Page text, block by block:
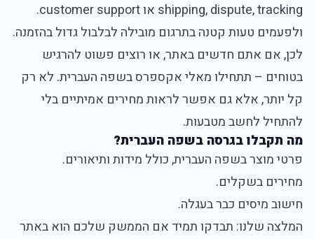
shipping, dispute, tracking או customer support.
ולפעמים טעות קטנה בתרגום מובילה לבלבול גדול בהזמנה.
לכן, אם אתם חדשים באתר, או רוצים פשוט להרגיש
בטוחים – תתחילו מאלי אקספרס בשפה העברית. לא רק
קל יותר, אלא גם אפשר לראות מחירים אמיתיים בלי
להתחיל לחשב מטבעות.
מה תקבלו בגרסה בשפה העברית?
פרטי מוצר בשפה העברית, כולל מידות ותיאורים.
מחירים בשקלים.
חישוב מיסים כבר בעגלה.
המלצה שלנו: תבדקו תמיד אם הממשק שלכם הוא באתר